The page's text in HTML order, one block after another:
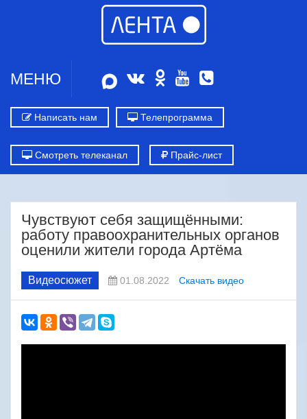
МЕНЮ
Написать нам Телепрограмма
Смотреть телеканал Прайс-лист
Чувствуют себя защищёнными:
работу правоохранительных органов
оценили жители города Артёма
Видеосюжет 01.08.2022 Скачать видео